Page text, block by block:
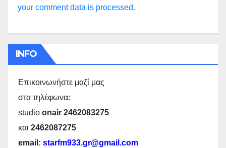
your comment data is processed.
INFO
Επικοινωνήστε μαζί μας
στα τηλέφωνα:
studio onair 2462083275
και 2462087275
email: starfm933.gr@gmail.com